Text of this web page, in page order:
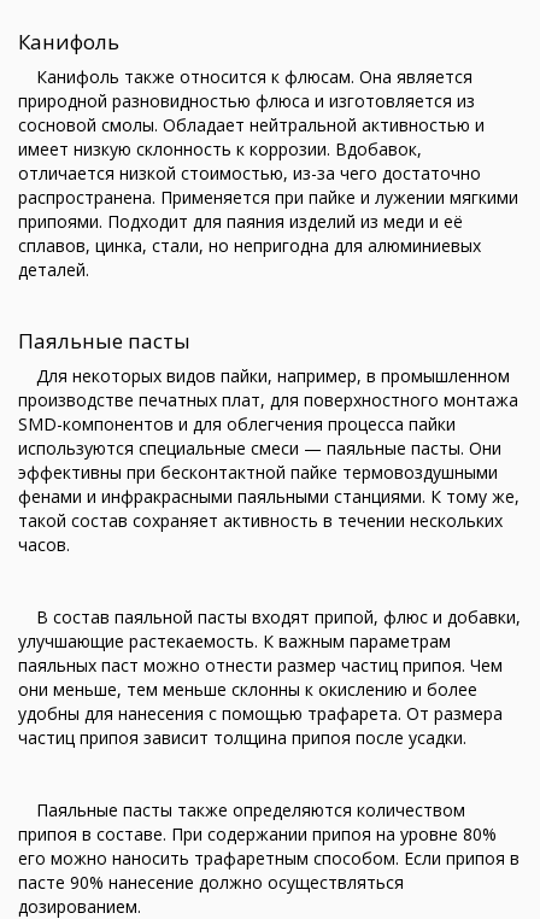
Канифоль
Канифоль также относится к флюсам. Она является
природной разновидностью флюса и изготовляется из
сосновой смолы. Обладает нейтральной активностью и
имеет низкую склонность к коррозии. Вдобавок,
отличается низкой стоимостью, из-за чего достаточно
распространена. Применяется при пайке и лужении мягкими
припоями. Подходит для паяния изделий из меди и её
сплавов, цинка, стали, но непригодна для алюминиевых
деталей.
Паяльные пасты
Для некоторых видов пайки, например, в промышленном
производстве печатных плат, для поверхностного монтажа
SMD-компонентов и для облегчения процесса пайки
используются специальные смеси — паяльные пасты. Они
эффективны при бесконтактной пайке термовоздушными
фенами и инфракрасными паяльными станциями. К тому же,
такой состав сохраняет активность в течении нескольких
часов.
В состав паяльной пасты входят припой, флюс и добавки,
улучшающие растекаемость. К важным параметрам
паяльных паст можно отнести размер частиц припоя. Чем
они меньше, тем меньше склонны к окислению и более
удобны для нанесения с помощью трафарета. От размера
частиц припоя зависит толщина припоя после усадки.
Паяльные пасты также определяются количеством
припоя в составе. При содержании припоя на уровне 80%
его можно наносить трафаретным способом. Если припоя в
пасте 90% нанесение должно осуществляться
дозированием.